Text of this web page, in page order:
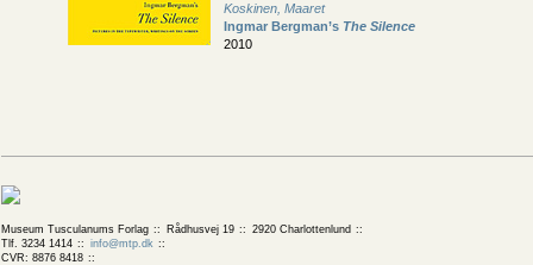
Koskinen, Maaret
Ingmar Bergman’s The Silence
2010
Museum Tusculanums Forlag Rådhusvej 19
2920 Charlottenlund
Tlf. 3234 1414
info@mtp.dk
CVR: 8876 8418